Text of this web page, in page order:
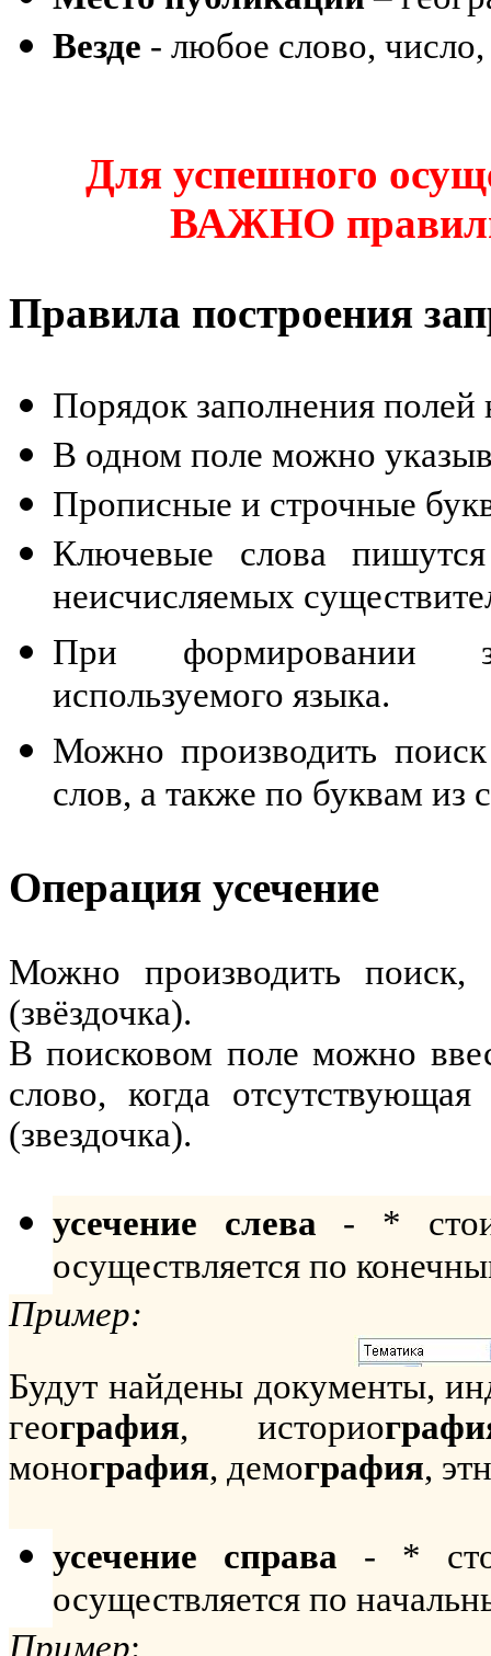
Везде - любое слово,
Для успешного
ВАЖНО
Правила построения
Порядок заполнения полей
В одном поле можно
Прописные и строчные
Ключевые слова
неисчисляемых
При формировании
используемого языка.
Можно производить
слов, а также по буквам из
Операция усечение
Можно производить поиск,
(звёздочка).
В поисковом поле можно
слово, когда
(звездочка).
усечение слева - *
осуществляется по
Пример:
Будут найдены документы,
география, историо
монография, демография,
усечение справа - *
осуществляется по
Пример: